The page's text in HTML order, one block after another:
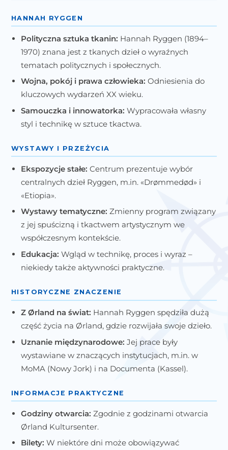
HANNAH RYGGEN
Polityczna sztuka tkanin: Hannah Ryggen (1894–
1970) znana jest z tkanych dzieł o wyraźnych
tematach politycznych i społecznych.
Wojna, pokój i prawa człowieka: Odniesienia do
kluczowych wydarzeń XX wieku.
Samouczka i innowatorka: Wypracowała własny
styl i technikę w sztuce tkactwa.
WYSTAWY I PRZEŻYCIA
Ekspozycje stałe: Centrum prezentuje wybór
centralnych dzieł Ryggen, m.in. «Drømmedød» i
«Etiopia».
Wystawy tematyczne: Zmienny program związany
z jej spuścizną i tkactwem artystycznym we
współczesnym kontekście.
Edukacja: Wgląd w technikę, proces i wyraz –
niekiedy także aktywności praktyczne.
HISTORYCZNE ZNACZENIE
Z Ørland na świat: Hannah Ryggen spędziła dużą
część życia na Ørland, gdzie rozwijała swoje dzieło.
Uznanie międzynarodowe: Jej prace były
wystawiane w znaczących instytucjach, m.in. w
MoMA (Nowy Jork) i na Documenta (Kassel).
INFORMACJE PRAKTYCZNE
Godziny otwarcia: Zgodnie z godzinami otwarcia
Ørland Kultursenter.
Bilety: W niektóre dni może obowiązywać